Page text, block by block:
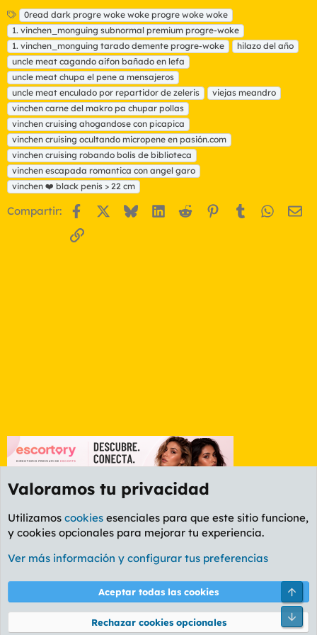
E
t
i
q
u
e
t
a
s
0read dark progre woke woke progre woke woke
1. vinchen_monguing subnormal premium progre-woke
1. vinchen_monguing tarado demente progre-woke
hilazo del año
uncle meat cagando aifon bañado en lefa
uncle meat chupa el pene a mensajeros
uncle meat enculado por repartidor de zeleris
viejas meandro
vinchen carne del makro pa chupar pollas
vinchen cruising ahogandose con picapica
vinchen cruising ocultando micropene en pasión.com
vinchen cruising robando bolis de biblioteca
vinchen escapada romantica con angel garo
vinchen ❤️ black penis > 22 cm
Compartir: Facebook BlueskyLinkedIn
Reddit Pinterest
Tumblr
Enlace
Foro General
Cookies
PL OLDSTYLE AMARILLO
Términos y reglas Política de privacidad Ayuda
®
Valoramos tu privacidad
Utilizamos cookies esenciales para que este sitio funcione,
y cookies opcionales para mejorar tu experiencia.
Ver más información y configurar tus preferencias
Aceptar todas las cookies
Rechazar cookies opcionales
Pie